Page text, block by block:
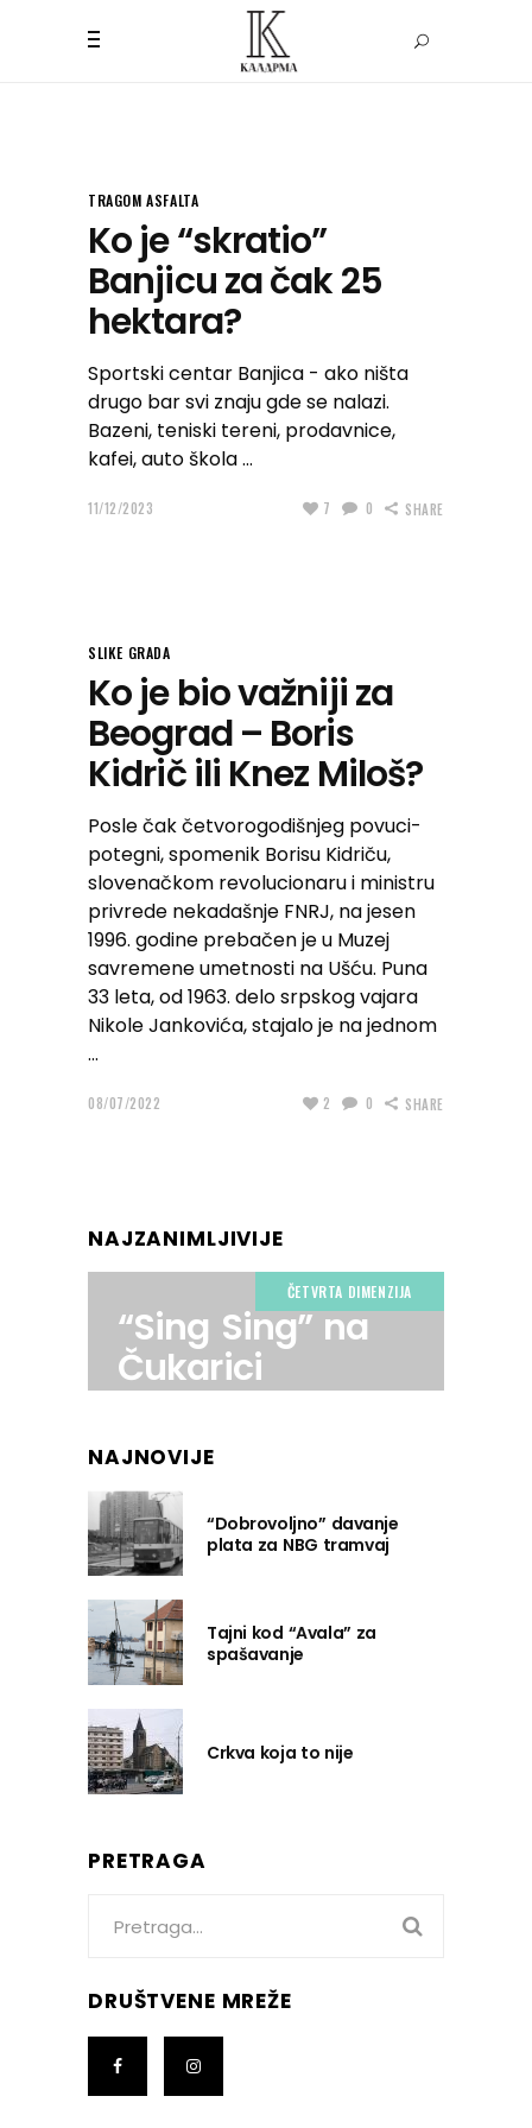
TRAGOM ASFALTA
Ko je “skratio”
Banjicu za čak 25
hektara?
Sportski centar Banjica - ako ništa
drugo bar svi znaju gde se nalazi.
Bazeni, teniski tereni, prodavnice,
kafei, auto škola
11/12/2023 7 0 SHARE
SLIKE GRADA
Ko je bio važniji za
Beograd – Boris
Kidrič ili Knez Miloš?
Posle čak četvorogodišnjeg povuci-
potegni, spomenik Borisu Kidriču,
slovenačkom revolucionaru i ministru
privrede nekadašnje FNRJ, na jesen
1996. godine prebačen je u Muzej
savremene umetnosti na Ušću. Puna
33 leta, od 1963. delo srpskog vajara
Nikole Jankovića, stajalo je na jednom
08/07/2022 2 0 SHARE
NAJZANIMLJIVIJE
ČETVRTA DIMENZIJA
“Sing Sing” na
Čukarici
NAJNOVIJE
“Dobrovoljno” davanje
plata za NBG tramvaj
Tajni kod “Avala” za
spašavanje
Crkva koja to nije
PRETRAGA
DRUŠTVENE MREŽE